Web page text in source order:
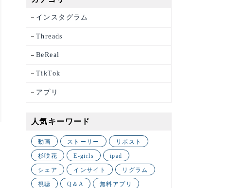
インスタグラム
Threads
BeReal
TikTok
アプリ
人気キーワード
動画 ストーリー リポスト
杉咲花 E-girls ipad
シェア インサイト リグラム
視聴 Q＆A 無料アプリ